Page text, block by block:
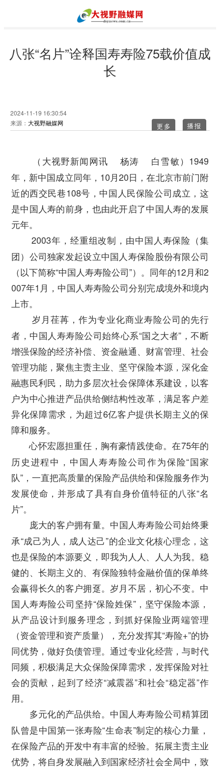
八张“名片”诠释国寿寿险75载价值成
长
2024-11-19 16:30:54
来源： 大视野融媒网 更多
（大视野新闻网讯 杨涛 白雪敏） 1949
年，新中国成立同年，10月20日，在北京市前门附
近的西交民巷108号，中国人民保险公司成立，这
是中国人寿的前身，也由此开启了中国人寿的发展
元年。
2003年，经重组改制，由中国人寿保险（集
团）公司独家发起设立中国人寿保险股份有限公司
（以下简称“中国人寿寿险公司”）。同年的12月和2
007年1月，中国人寿寿险公司分别完成境外和境内
上市。
岁月荏苒，作为专业化商业寿险公司的先行
者，中国人寿寿险公司始终心系“国之大者”，不断
增强保险的经济补偿、资金融通、财富管理、社会
管理功能，聚焦主责主业、坚守保险本源，深化金
融惠民利民，助力多层次社会保障体系建设，以客
户为中心推进产品供给侧结构性改革，满足客户差
异化保障需求，为超过6亿客户提供长期主义的保
障和服务。
心怀宏愿担重任，胸有豪情践使命。在75年的
历史进程中，中国人寿寿险公司作为保险“国家
队”，一直把高质量的保险产品供给和保险服务作为
发展使命，并形成了具有自身价值特征的八张“名
片”。
庞大的客户拥有量。 中国人寿寿险公司始终秉
承“成己为人，成人达己”的企业文化核心理念，这
也是保险的本源要义，即我为人人、人人为我。稳
健的、长期主义的、有保险独特金融价值的保单终
会赢得长久的客户拥趸。岁月不居，初心不变。中
国人寿寿险公司坚持“保险姓保”，坚守保险本源，
从产品设计到服务理念，到抓好保险业两端管理
（资金管理和资产质量），充分发挥其“寿险+”的协
同优势，做好负债管理。通过专业化经营，与时代
同频，积极满足大众保险保障需求，发挥保险对社
会的贡献，起到了经济“减震器”和社会“稳定器”作
用。
多元化的产品供给。 中国人寿寿险公司精算团
队曾是中国第一张寿险“生命表”制定的核心力量，
在保险产品的开发中有丰富的经验。拓展主责主业
优势，将自身发展融入到国家经济社会全局中，致